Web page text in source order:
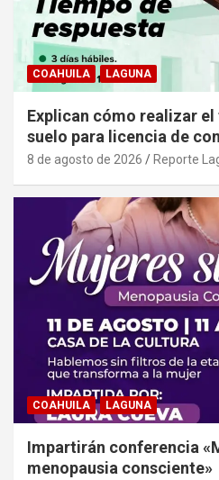
COAHUILA LAGUNA
Explican cómo realizar
suelo para licencia de
8 de agosto de 2026 Reporte
COAHUILA LAGUNA
Impartirán conferencia
menopausia consciente»